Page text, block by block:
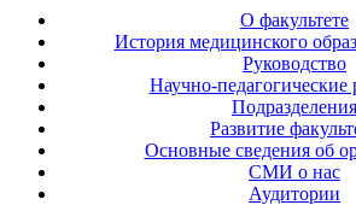
О факультете
История медицинского
Руководство
Научно-педагогические
Подразделения
Развитие
Основные сведения об
СМИ о нас
Аудитории